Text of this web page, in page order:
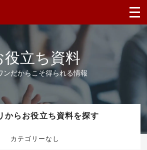
役立ち資料
ンだからこそ得られる情報
からお役立ち資料を探す
カテゴリーなし